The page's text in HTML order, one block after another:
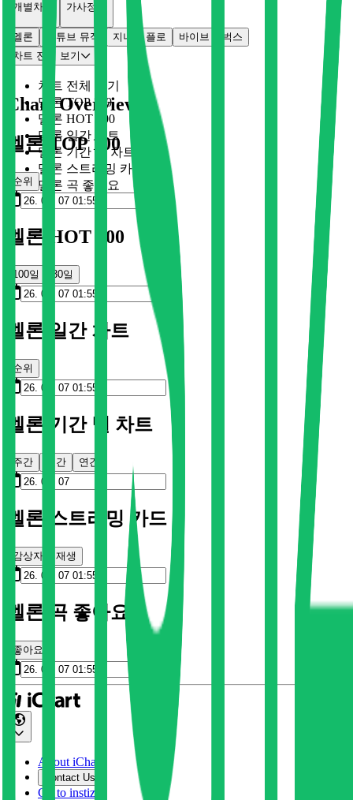
개별차트 가사정보
멜론 유튜브 뮤직 지니 플로 바이브
벅스
차트 전체 보기
차트 전체 보기
멜론 TOP 100
멜론 HOT 100
멜론 일간 차트
멜론 기간 별 차트
멜론 스트리밍 카드
멜론 곡 좋아요
Chart Overview
멜론 TOP 100
순위
멜론 HOT 100
100일 30일
멜론 일간 차트
순위
멜론 기간 별 차트
주간 월간 연간
멜론 스트리밍 카드
감상자 재생
멜론 곡 좋아요
좋아요
About iChart
Contact Us
Go to instiz